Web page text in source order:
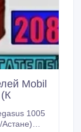
Mobil
1005